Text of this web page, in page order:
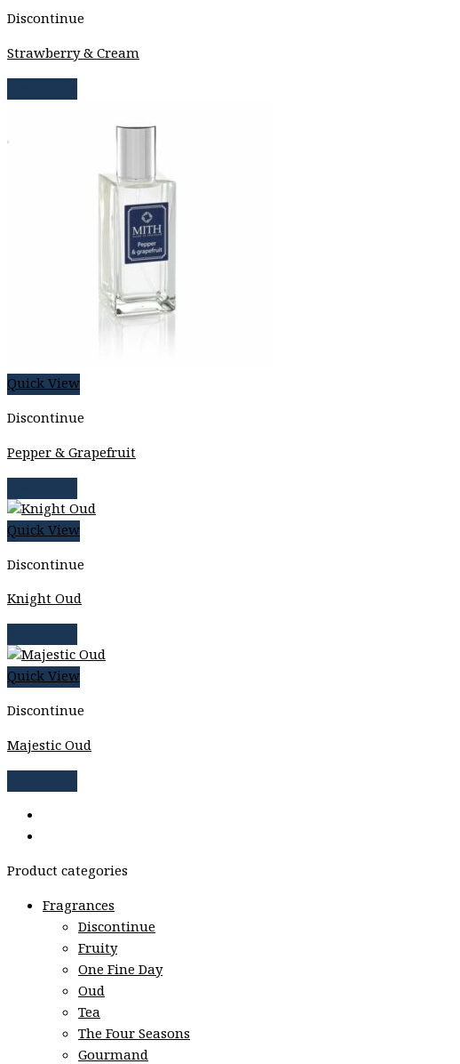
Discontinue
Strawberry & Cream
Quick View
Discontinue
Pepper & Grapefruit
Quick View
Discontinue
Knight Oud
Quick View
Discontinue
Majestic Oud
Product categories
Fragrances
Discontinue
Fruity
One Fine Day
Oud
Tea
The Four Seasons
Gourmand